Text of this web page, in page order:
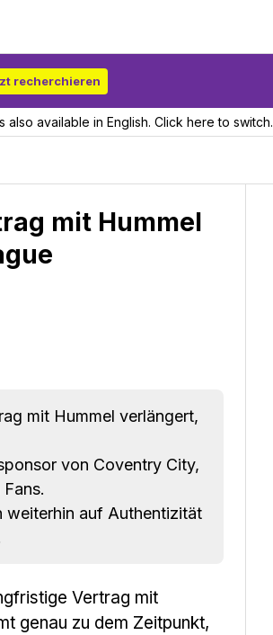
recherchieren
available in English. Click here to switch.
mit Hummel
mit Hummel verlängert,
von Coventry City,
weiterhin auf Authentizität
Vertrag mit
genau zu dem Zeitpunkt,